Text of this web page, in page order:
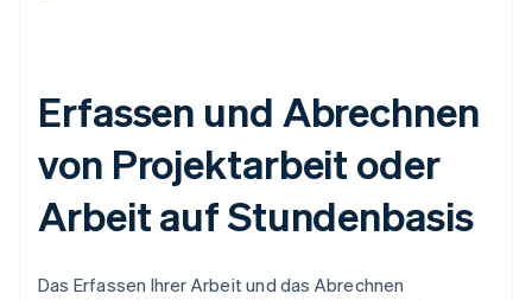
Erfassen und Abrechnen
von Projektarbeit oder
Arbeit auf Stundenbasis
Das Erfassen Ihrer Arbeit und das Abrechnen